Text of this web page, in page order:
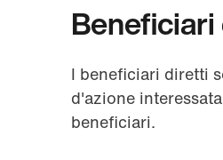
I beneficiari diretti
d'azione
beneficiari.